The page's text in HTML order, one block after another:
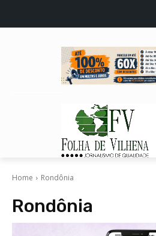
Home Rondônia
Rondônia